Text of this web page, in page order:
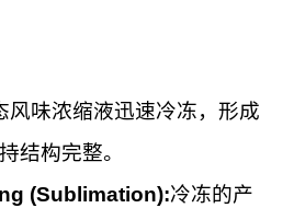
风味浓缩液迅速冷冻，形成
结构完整。
(Sublimation):冷冻的产